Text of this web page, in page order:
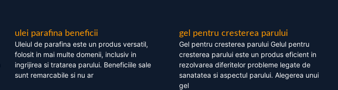
ulei parafina beneficii
Uleiul de parafina este un produs versatil,
folosit in mai multe domenii, inclusiv in
ingrijirea si tratarea parului. Beneficiile sale
sunt remarcabile si nu ar
gel pentru cresterea parului
Gel pentru cresterea parului Gelul pentru
cresterea parului este un produs eficient in
rezolvarea diferitelor probleme legate de
sanatatea si aspectul parului. Alegerea unui
gel